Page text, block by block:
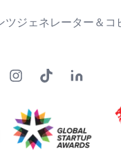
ツジェネレーター＆コ